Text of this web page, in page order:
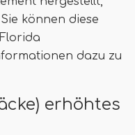
können diese
dazu zu
erhöhtes